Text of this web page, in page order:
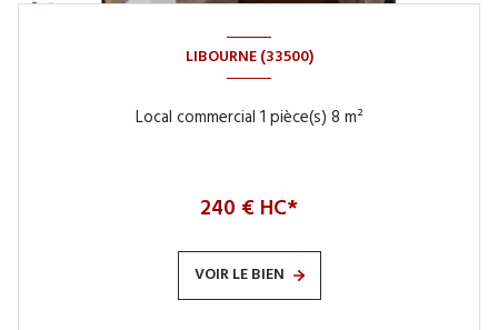
LIBOURNE (33500)
Local commercial 1 pièce(s) 8 m²
240 € HC*
VOIR LE BIEN